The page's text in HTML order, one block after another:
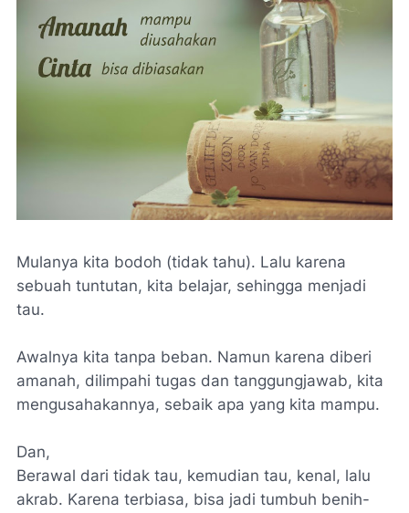
Mulanya kita bodoh (tidak tahu). Lalu karena
sebuah tuntutan, kita belajar, sehingga menjadi
tau.
Awalnya kita tanpa beban. Namun karena diberi
amanah, dilimpahi tugas dan tanggungjawab, kita
mengusahakannya, sebaik apa yang kita mampu.
Dan,
Berawal dari tidak tau, kemudian tau, kenal, lalu
akrab. Karena terbiasa, bisa jadi tumbuh benih-